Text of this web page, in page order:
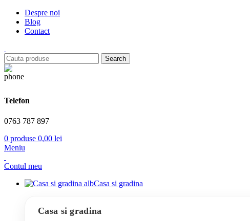
Despre noi
Blog
Contact
Search
Telefon
0763 787 897
0 produse 0,00 lei
Meniu
Contul meu
Casa si gradina
Casa si gradina